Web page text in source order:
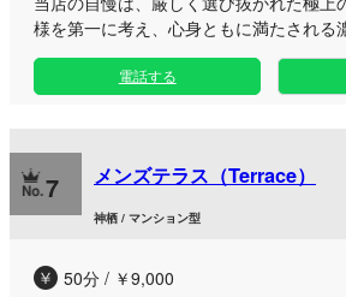
様を第一に考え、心身ともに満たされる
間をお約束いたします。 一度ご来店い
こだわるワンランク上のサービスと、日
たら、いつでもお気軽にお問い合わせく
んでくださるすべてのお客様のご要望に
最高のおもてなしをご提供できるよう、
ます。皆様のご利用を心よりお待ち申し
電話する
7 メンズテラス（Terrace）
神栖 / マンション型
50分 / ￥9,000